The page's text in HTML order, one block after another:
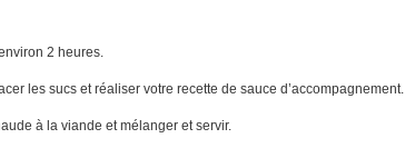
2 heures.
les sucs et réaliser votre recette de sauce d’accompagnement.
à la viande et mélanger et servir.